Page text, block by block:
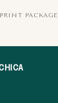
PACKAGE